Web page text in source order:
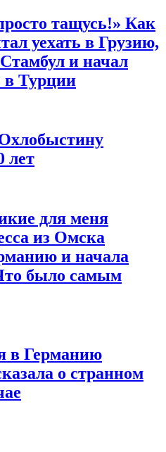
тащусь!» Как
уехать в Грузию,
и начал
в Турции
лет
для меня
из Омска
и начала
было самым
в Германию
о странном